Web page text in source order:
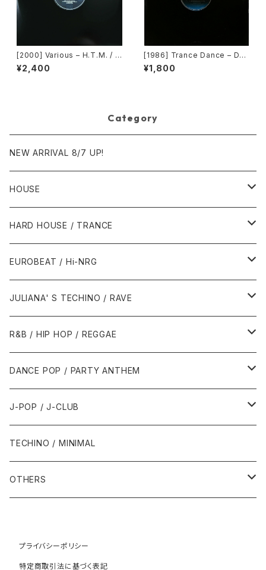
[2000] Various – H.T.M. / B
ack To The "Disco" ~私もD
iscoへ連れていって~ Reques
¥2,400
[1986] Trance Dance – Do
The Dance [Epic]
¥1,800
Category
NEW ARRIVAL 8/7 UP!
HOUSE
1980年代
1987年・以前
1988年
1990年代
1990年
1991年
1995年
1996年
1998年
2000年代
2000年
2001年
2005年
2010年代
2010年
2011年
HARD HOUSE / TRANCE
1990年代
1994年・以前
1995年
1999年
2000年代
2000年
2001年
2005年
EUROBEAT / Hi-NRG
1980年代
1986年・以前
1987年
1990年代
1990年
1991年
2000年代
JULIANA' S TECHINO / RAVE
1990年代
1990年
1991年
2000年代
2000年
2001年
R&B / HIP HOP / REGGAE
1980年代
1985年・以前
1986年
1990年代
1990年
1991年
1993年
2000年代
2000年
2002年
DANCE POP / PARTY ANTHEM
1980年代
1988年・以前
1989年
1990年代
1990年
1992年
2000年代
2001年
J-POP / J-CLUB
1980年代
1990年代
1991年
2000年
TECHINO / MINIMAL
OTHERS
1985年・以前
1990年代
プライバシーポリシー
特定商取引法に基づく表記